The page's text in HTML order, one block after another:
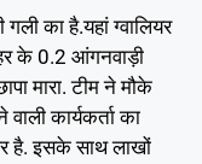
का है.यहां ग्वालियर
के 0.2 आंगनवाड़ी
मारा. टीम ने मौके
कार्यकर्ता का
है. इसके साथ लाखों